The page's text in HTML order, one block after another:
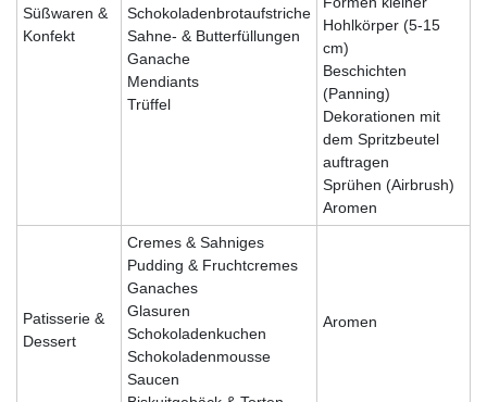
Süßwaren &
Konfekt
Schokoladenbrotaufstriche
Sahne- & Butterfüllungen
Ganache
Mendiants
Trüffel
Hohlkörper (5-15
cm)
Beschichten
(Panning)
Dekorationen mit
dem Spritzbeutel
auftragen
Sprühen (Airbrush)
Aromen
Patisserie &
Dessert
Cremes & Sahniges
Pudding & Fruchtcremes
Ganaches
Glasuren
Schokoladenkuchen
Schokoladenmousse
Saucen
Aromen